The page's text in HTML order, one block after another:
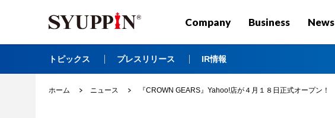
Company Business News
トピックス プレスリリース IR情報
ホーム ニュース 『CROWN GEARS』Yahoo!店が４月１８日正式オープン！